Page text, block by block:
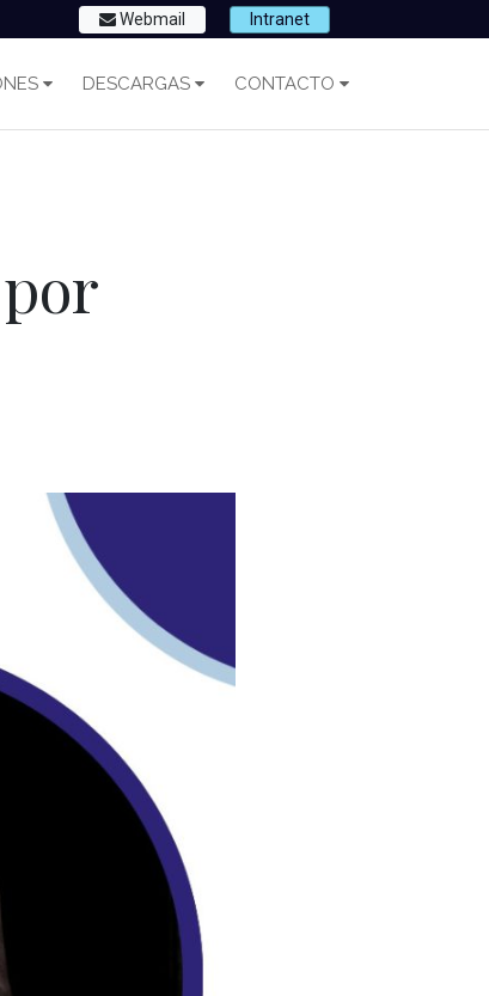
Webmail Intranet
DESCARGAS CONTACTO